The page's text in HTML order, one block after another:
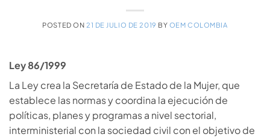
POSTED ON 21 DE JULIO DE 2019 BY OEM COLOMBIA
Ley 86/1999
La Ley crea la Secretaría de Estado de la Mujer, que
establece las normas y coordina la ejecución de
políticas, planes y programas a nivel sectorial,
interministerial con la sociedad civil con el objetivo de